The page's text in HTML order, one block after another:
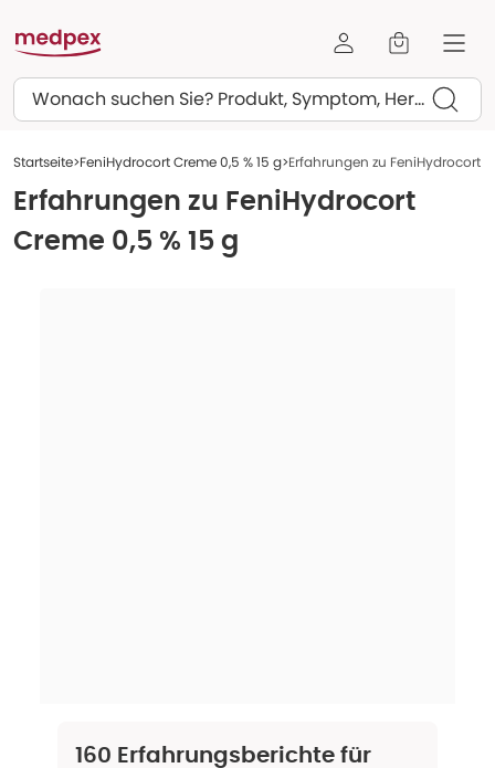
Suchen
Startseite FeniHydrocort Creme 0,5 % 15 g Erfahrungen zu FeniHydrocort
Erfahrungen zu FeniHydrocort
Creme 0,5 % 15 g
160 Erfahrungsberichte für